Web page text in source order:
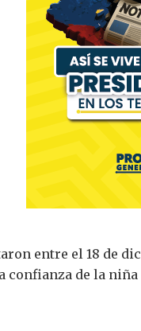
entre el 18 de
la confianza de la